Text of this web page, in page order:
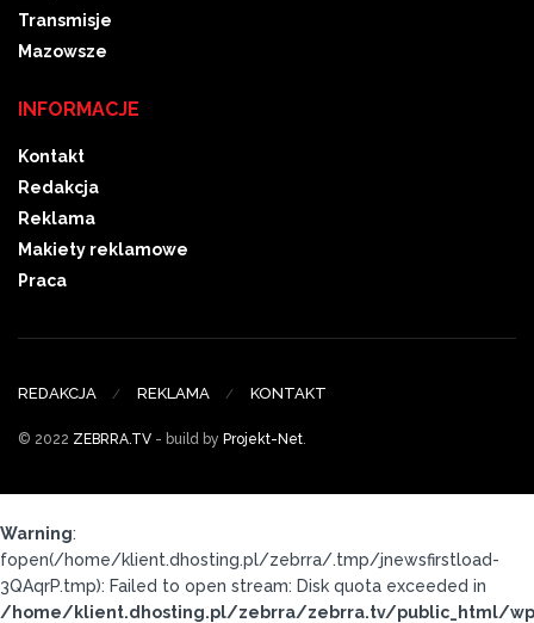
Transmisje
Mazowsze
INFORMACJE
Kontakt
Redakcja
Reklama
Makiety reklamowe
Praca
REDAKCJA REKLAMA KONTAKT
© 2022 ZEBRRA.TV - build by Projekt-Net
Warning:
fopen(/home/klient.dhosting.pl/zebrra/.tmp/jnewsfirstload-
3QAqrP.tmp): Failed to open stream: Disk quota exceeded in
/home/klient.dhosting.pl/zebrra/zebrra.tv/public_html/